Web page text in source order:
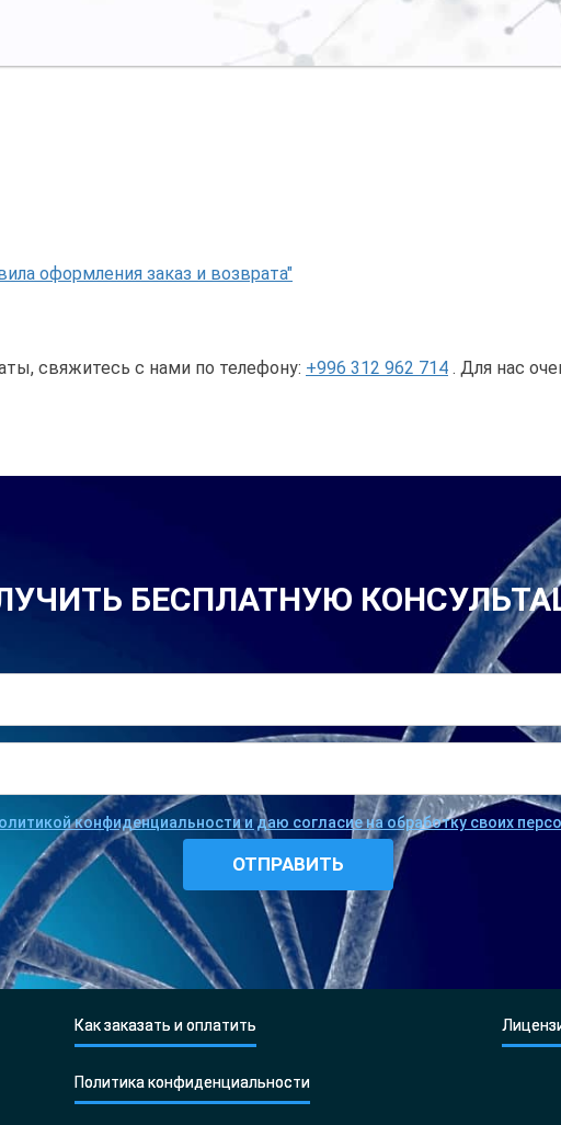
оформления заказ и возврата"
свяжитесь с нами по телефону: +996 312 962 714 . Для нас
БЕСПЛАТНУЮ
конфиденциальности и даю согласие на обработку своих
Как заказать и оплатить
Политика конфиденциальности